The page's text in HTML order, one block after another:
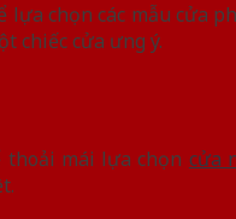
lựa chọn các mẫu
chiếc cửa ưng ý.
thoải mái lựa chọn cửa